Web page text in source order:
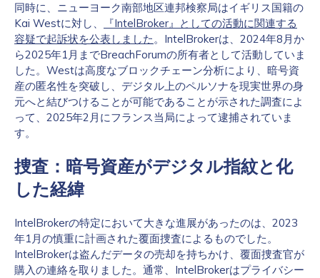
同時に、ニューヨーク南部地区連邦検察局はイギリス国籍の
Kai Westに対し、
『IntelBroker』としての活動に関連する
容疑で起訴状を公表しました。IntelBrokerは、2024年8月か
ら2025年1月までBreachForumの所有者として活動していま
した。Westは高度なブロックチェーン分析により、暗号資
産の匿名性を突破し、デジタル上のペルソナを現実世界の身
元へと結びつけることが可能であることが示された調査によ
って、2025年2月にフランス当局によって逮捕されていま
す。
捜査：暗号資産がデジタル指紋と化
した経緯
IntelBrokerの特定において大きな進展があったのは、2023
年1月の慎重に計画された覆面捜査によるものでした。
IntelBrokerは盗んだデータの売却を持ちかけ、覆面捜査官が
購入の連絡を取りました。通常、IntelBrokerはプライバシー